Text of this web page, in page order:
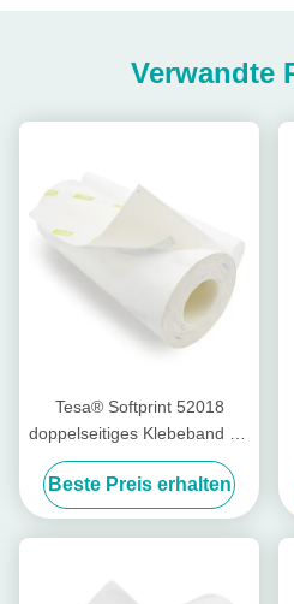
Verwandte
Tesa® Softprint 52018
doppelseitiges Klebeband für
den Flexodruck – Extra
weich
Beste Preis erhalten